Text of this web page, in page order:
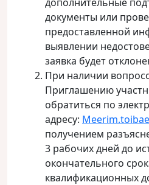
документы или
предоставленной
выявлении
заявка будет
При наличии
Приглашению
обратиться по
адресу:
получением
3 рабочих дней до
окончательного
квалификационных